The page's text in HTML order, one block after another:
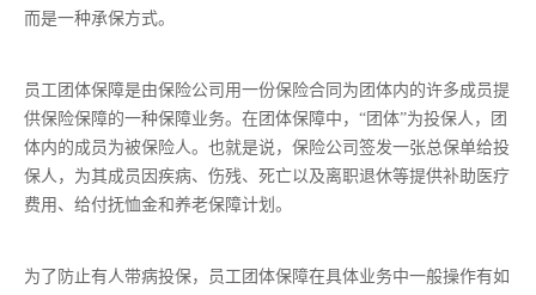
而是一种承保方式。
员工团体保障是由保险公司用一份保险合同为团体内的许多成员提
供保险保障的一种保障业务。在团体保障中，“团体”为投保人，团
体内的成员为被保险人。也就是说，保险公司签发一张总保单给投
保人，为其成员因疾病、伤残、死亡以及离职退休等提供补助医疗
费用、给付抚恤金和养老保障计划。
为了防止有人带病投保，员工团体保障在具体业务中一般操作有如